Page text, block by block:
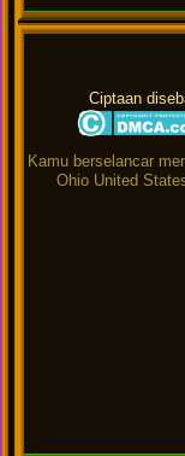
Ciptaan
Kamu berselancar
Ohio United